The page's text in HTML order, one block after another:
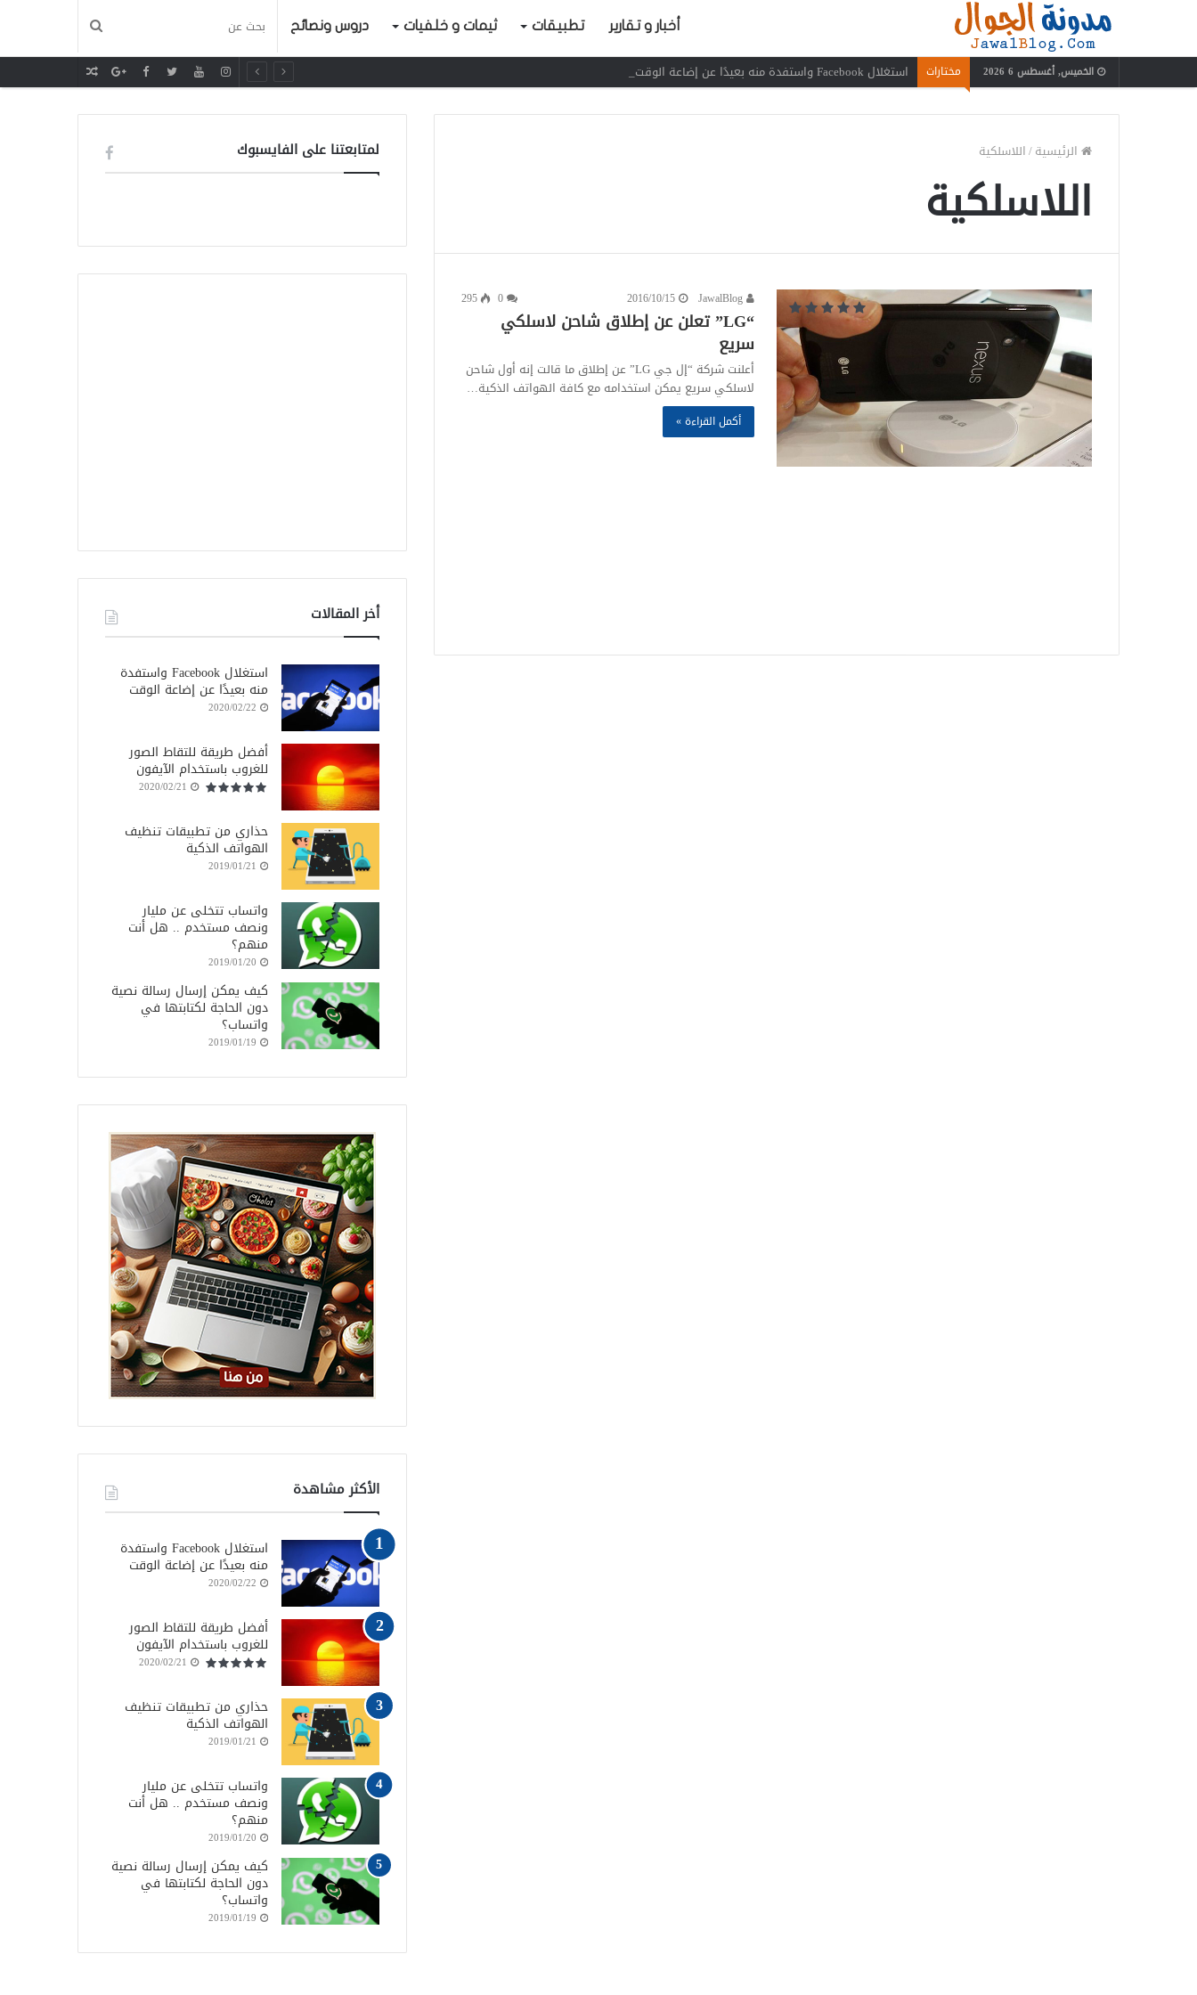
أخبار و تقارير تطبيقات ثيمات و خلفيات دروس ونصائح
الخميس, أغسطس 6 2026 مختارات استغلال Facebook واستفدة منه بعيدًا عن إضاعة الوقت
مقال
الرئيسية/اللاسلكية
اللاسلكية
2016/10/15
295
“LG” تعلن عن إطلاق شاحن لاسلكي
سريع
أعلنت شركة “إل جي LG” عن إطلاق ما قالت إنه أول شاحن
لاسلكي سريع يمكن استخدامه مع كافة الهواتف الذكية…
أكمل القراءة »
لمتابعتنا على الفايسبوك
أخر المقالات
استغلال Facebook واستفدة
منه بعيدًا عن إضاعة الوقت
2020/02/22
أفضل طريقة للتقاط الصور
للغروب باستخدام الآيفون
2020/02/21
حذاري من تطبيقات تنظيف
الهواتف الذكية
2019/01/21
واتساب تتخلى عن مليار
ونصف مستخدم .. هل أنت
منهم؟
2019/01/20
كيف يمكن إرسال رسالة نصية
دون الحاجة لكتابتها في
واتساب؟
2019/01/19
الأكثر مشاهدة
استغلال Facebook واستفدة
منه بعيدًا عن إضاعة الوقت
2020/02/22
أفضل طريقة للتقاط الصور
للغروب باستخدام الآيفون
2020/02/21
حذاري من تطبيقات تنظيف
الهواتف الذكية
2019/01/21
واتساب تتخلى عن مليار
ونصف مستخدم .. هل أنت
منهم؟
2019/01/20
كيف يمكن إرسال رسالة نصية
دون الحاجة لكتابتها في
واتساب؟
2019/01/19